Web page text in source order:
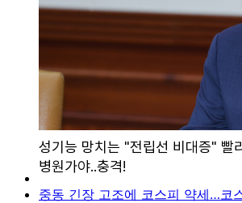
중동 긴장 고조에 코스피 약세…코